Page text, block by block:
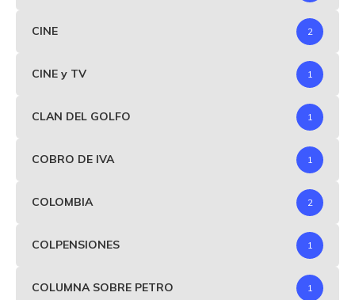
CINE 2
CINE y TV 1
CLAN DEL GOLFO 1
COBRO DE IVA 1
COLOMBIA 2
COLPENSIONES 1
COLUMNA SOBRE PETRO 1